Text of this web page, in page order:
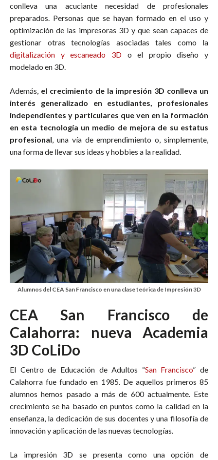
conlleva una acuciante necesidad de profesionales
preparados. Personas que se hayan formado en el uso y
optimización de las impresoras 3D y que sean capaces de
gestionar otras tecnologías asociadas tales como la
digitalización y escaneado 3Do el propio diseño y
modelado en 3D.
Además, el crecimiento de la impresión 3D conlleva un
interés generalizado en estudiantes, profesionales
independientes y particulares que ven en la formación
en esta tecnología un medio de mejora de su estatus
profesional , una vía de emprendimiento o, simplemente,
una forma de llevar sus ideas y hobbies a la realidad.
Alumnos del CEA San Francisco en una clase teórica de Impresión 3D
CEA San Francisco de
Calahorra: nueva Academia
3D CoLiDo
El Centro de Educación de Adultos “San Francisco” de
Calahorra fue fundado en 1985. De aquellos primeros 85
alumnos hemos pasado a más de 600 actualmente. Este
crecimiento se ha basado en puntos como la calidad en la
enseñanza, la dedicación de sus docentes y una filosofía de
innovación y aplicación de las nuevas tecnologías.
La impresión 3D se presenta como una opción de